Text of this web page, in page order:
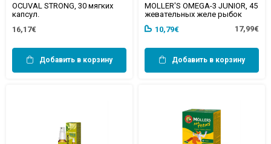
OCUVAL STRONG, 30 мягких
капсул.
16,17€
Добавить в корзину
MOLLER'S OMEGA-3 JUNIOR, 45
жевательных желе рыбок
10,79€
17,99€
Добавить в корзину